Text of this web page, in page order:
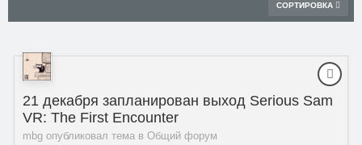
СОРТИРОВКА
21 декабря запланирован выход Serious Sam
VR: The First Encounter
mbg опубликовал тема в Общий форум